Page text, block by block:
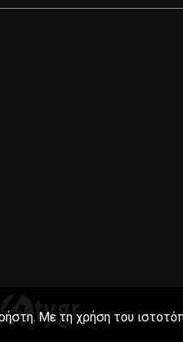
Με τη χρήση του